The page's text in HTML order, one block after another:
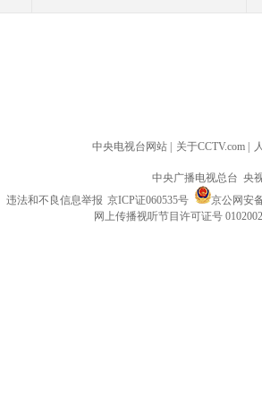
中央电视台网站 关于CCTV.com
中央广播电视总台 央
违法和不良信息举报 京ICP证060535号
京公网安
网上传播视听节目许可证号